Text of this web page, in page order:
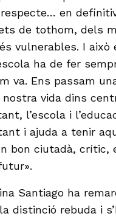
en
de tothom, dels
vulnerables. I això
ha de fer
va. Ens passam
vida dins
l’escola i
i ajuda a tenir
bon ciutadà, crític,
Santiago ha
distinció rebuda i